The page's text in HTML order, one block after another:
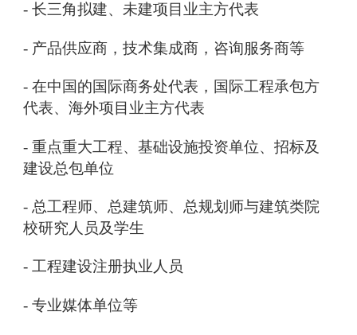
- 长三角拟建、未建项目业主方代表
- 产品供应商，技术集成商，咨询服务商等
- 在中国的国际商务处代表，国际工程承包方
代表、海外项目业主方代表
- 重点重大工程、基础设施投资单位、招标及
建设总包单位
- 总工程师、总建筑师、总规划师与建筑类院
校研究人员及学生
- 工程建设注册执业人员
- 专业媒体单位等